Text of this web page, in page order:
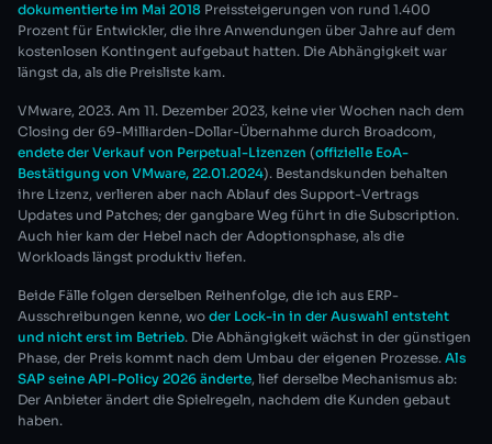
dokumentierte im Mai 2018 Preissteigerungen von rund 1.400
Prozent für Entwickler, die ihre Anwendungen über Jahre auf dem
kostenlosen Kontingent aufgebaut hatten. Die Abhängigkeit war
längst da, als die Preisliste kam.
VMware, 2023. Am 11. Dezember 2023, keine vier Wochen nach dem
Closing der 69-Milliarden-Dollar-Übernahme durch Broadcom,
endete der Verkauf von Perpetual-Lizenzen (offizielle EoA-
Bestätigung von VMware, 22.01.2024). Bestandskunden behalten
ihre Lizenz, verlieren aber nach Ablauf des Support-Vertrags
Updates und Patches; der gangbare Weg führt in die Subscription.
Auch hier kam der Hebel nach der Adoptionsphase, als die
Workloads längst produktiv liefen.
Beide Fälle folgen derselben Reihenfolge, die ich aus ERP-
Ausschreibungen kenne, wo der Lock-in in der Auswahl entsteht
und nicht erst im Betrieb. Die Abhängigkeit wächst in der günstigen
Phase, der Preis kommt nach dem Umbau der eigenen Prozesse. Als
SAP seine API-Policy 2026 änderte, lief derselbe Mechanismus ab:
Der Anbieter ändert die Spielregeln, nachdem die Kunden gebaut
haben.